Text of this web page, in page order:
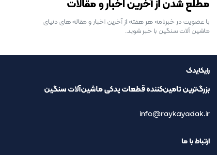
مطلع شدن از آخرین اخبار و مقالات
با عضویت در خبرنامه هر هفته از آخرین اخبار و مقاله های دنیای
ماشین آلات سنگین با خبر شوید.
رایکایدک
بزرگ‌ترین تامین‌کننده قطعات یدکی ماشین‌آلات سنگین
info@raykayadak.ir
ارتباط با ما